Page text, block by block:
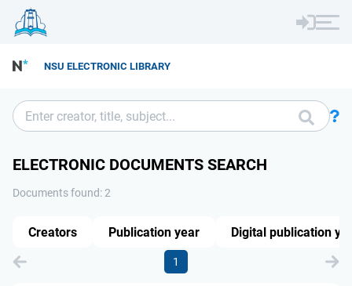
NSU ELECTRONIC LIBRARY
ELECTRONIC DOCUMENTS SEARCH
Documents found: 2
1
Creators Publication year Digital publication